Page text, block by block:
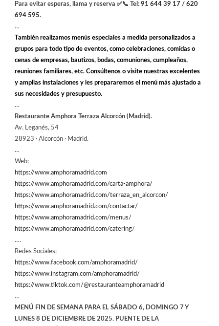
Para evitar esperas, llama y reserva ✅📞 Tel: 91 644 39 17 / 620
694 595.
…
También realizamos menús especiales a medida personalizados a
grupos para todo tipo de eventos, como celebraciones, comidas o
cenas de empresas, bautizos, bodas, comuniones, cumpleaños,
reuniones familiares, etc. Consúltenos o visite nuestras excelentes
y amplias instalaciones y les prepararemos el menú más ajustado a
sus necesidades y presupuesto.
…
Restaurante Amphora Terraza Alcorcón (Madrid).
Av. Leganés, 54
28923 · Alcorcón · Madrid.
…
Web:
https://www.amphoramadrid.com
https://www.amphoramadrid.com/carta-amphora/
https://www.amphoramadrid.com/terraza_en_alcorcon/
https://www.amphoramadrid.com/contactar/
https://www.amphoramadrid.com/menus/
https://www.amphoramadrid.com/catering/
….
Redes Sociales:
https://www.facebook.com/amphoramadrid/
https://www.instagram.com/amphoramadrid/
https://www.tiktok.com/@restauranteamphoramadrid
…
MENÚ FIN DE SEMANA PARA EL SÁBADO 6, DOMINGO 7 Y
LUNES 8 DE DICIEMBRE DE 2025. PUENTE DE LA